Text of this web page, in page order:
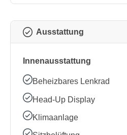
Ausstattung
Innenausstattung
Beheizbares Lenkrad
Head-Up Display
Klimaanlage